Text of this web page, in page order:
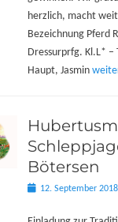
herzlich, macht
Bezeichnung Pferd
Dressurprfg. Kl.L* –
Haupt, Jasmin
Bötersen
Posted12. September 2018